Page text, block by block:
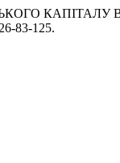
83-125.